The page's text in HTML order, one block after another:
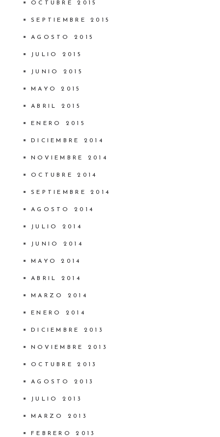
OCTUBRE 2015
SEPTIEMBRE 2015
AGOSTO 2015
JULIO 2015
JUNIO 2015
MAYO 2015
ABRIL 2015
ENERO 2015
DICIEMBRE 2014
NOVIEMBRE 2014
OCTUBRE 2014
SEPTIEMBRE 2014
AGOSTO 2014
JULIO 2014
JUNIO 2014
MAYO 2014
ABRIL 2014
MARZO 2014
ENERO 2014
DICIEMBRE 2013
NOVIEMBRE 2013
OCTUBRE 2013
AGOSTO 2013
JULIO 2013
MARZO 2013
FEBRERO 2013